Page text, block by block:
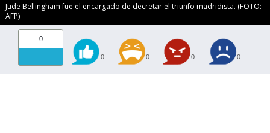
Jude Bellingham fue el encargado de decretar el triunfo madridista. (FOTO:
AFP)
0
0 0 0 0